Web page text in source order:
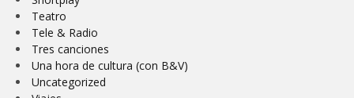
Teatro
Tele & Radio
Tres canciones
Una hora de cultura (con B&V)
Uncategorized